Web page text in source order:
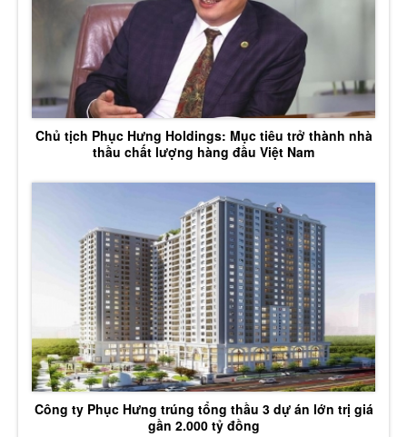
Chủ tịch Phục Hưng Holdings: Mục tiêu trở thành nhà
thầu chất lượng hàng đầu Việt Nam
Công ty Phục Hưng trúng tổng thầu 3 dự án lớn trị giá
gần 2.000 tỷ đồng